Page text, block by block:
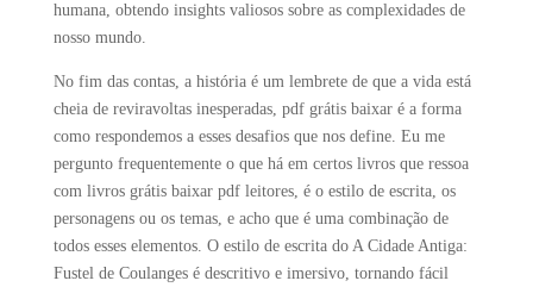
humana, obtendo insights valiosos sobre as complexidades de
nosso mundo.
No fim das contas, a história é um lembrete de que a vida está
cheia de reviravoltas inesperadas, pdf grátis baixar é a forma
como respondemos a esses desafios que nos define. Eu me
pergunto frequentemente o que há em certos livros que ressoa
com livros grátis baixar pdf leitores, é o estilo de escrita, os
personagens ou os temas, e acho que é uma combinação de
todos esses elementos. O estilo de escrita do A Cidade Antiga:
Fustel de Coulanges é descritivo e imersivo, tornando fácil